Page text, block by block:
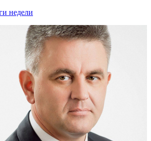
недели